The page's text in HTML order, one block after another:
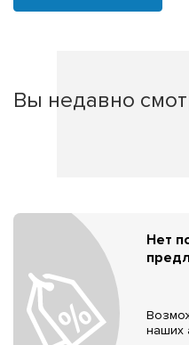
Вы недавно
Нет
наших